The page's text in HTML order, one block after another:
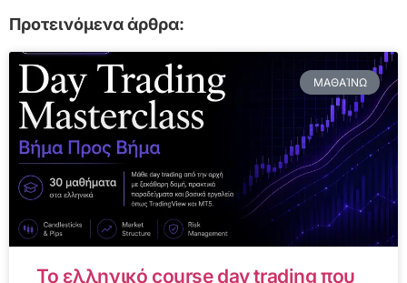
Προτεινόμενα άρθρα:
ΜΑΘΑΊΝΩ
Το ελληνικό course day trading που